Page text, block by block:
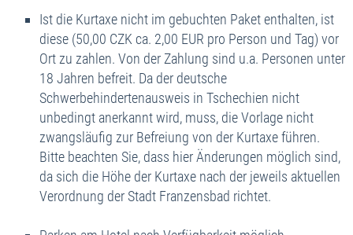
Ist die Kurtaxe nicht im gebuchten Paket enthalten, ist
diese (50,00 CZK ca. 2,00 EUR pro Person und Tag) vor
Ort zu zahlen. Von der Zahlung sind u.a. Personen unter
18 Jahren befreit. Da der deutsche
Schwerbehindertenausweis in Tschechien nicht
unbedingt anerkannt wird, muss, die Vorlage nicht
zwangsläufig zur Befreiung von der Kurtaxe führen.
Bitte beachten Sie, dass hier Änderungen möglich sind,
da sich die Höhe der Kurtaxe nach der jeweils aktuellen
Verordnung der Stadt Franzensbad richtet.